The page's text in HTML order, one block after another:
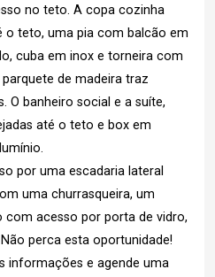
no teto. A copa cozinha
o teto, uma pia com balcão em
cuba em inox e torneira com
de madeira traz
O banheiro social e a suíte,
até o teto e box em
por uma escadaria lateral
uma churrasqueira, um
com acesso por porta de vidro,
perca esta oportunidade!
informações e agende uma